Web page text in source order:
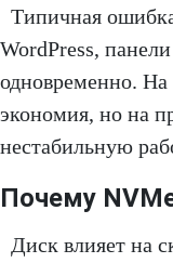
Типичная
WordPress,
одновременно. На
экономия, но на
нестабильную
Почему
Диск влияет на